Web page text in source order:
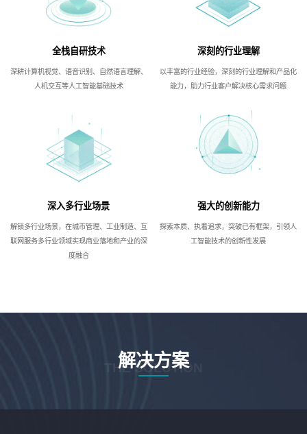
全栈自研技术
深耕计算机视觉、语音识别、自然语言理解、
人机交互等人工智能基础技术
深刻的行业理解
以丰富的行业经验，深刻的行业理解和产品化
能力，助力行业客户解决核心需求问题
深入多行业场景
解锁多行业场景，在城市管理、工业制造、互
联网服务多行业领域实现商业落地和产业的深
度融合
强大的创新能力
探索本质、执着追求，突破已有框架，引领人
工智能技术的创新性发展
解决方案
THE SOLUTION